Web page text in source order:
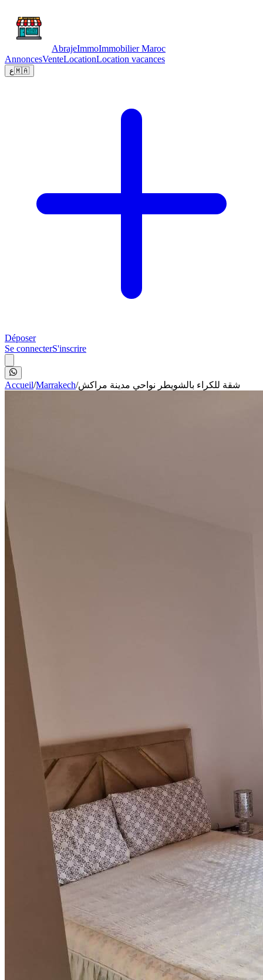
AbrajeImmoImmobilier Maroc
AnnoncesVenteLocationLocation vacances
ع🇲🇦
Déposer
Se connecterS'inscrire
Accueil/Marrakech/شقة للكراء بالشويطر نواحي مدينة مراكش